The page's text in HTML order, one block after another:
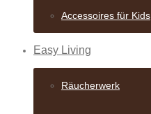
Accessoires für Kids
Easy Living
Räucherwerk